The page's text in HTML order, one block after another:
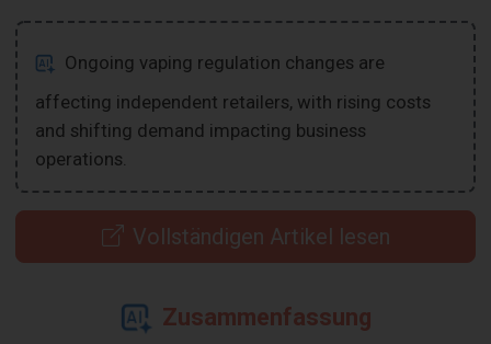
Ongoing vaping regulation changes are
affecting independent retailers, with rising costs
and shifting demand impacting business
operations.
Vollständigen Artikel lesen
Zusammenfassung